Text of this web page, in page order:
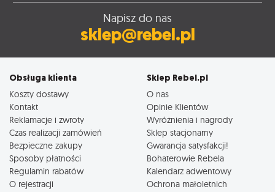
Napisz do nas
sklep@rebel.pl
Obsługa klienta
Koszty dostawy
Kontakt
Reklamacje i zwroty
Czas realizacji zamówień
Bezpieczne zakupy
Sposoby płatności
Regulamin rabatów
O rejestracji
Sklep Rebel.pl
O nas
Opinie Klientów
Wyróżnienia i nagrody
Sklep stacjonarny
Gwarancja satysfakcji!
Bohaterowie Rebela
Kalendarz adwentowy
Ochrona małoletnich